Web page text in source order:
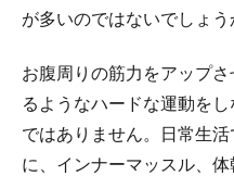
が多いのではないでしょう
お腹周りの筋力をアップ
るようなハードな運動を
ではありません。日常生
に、インナーマッスル、